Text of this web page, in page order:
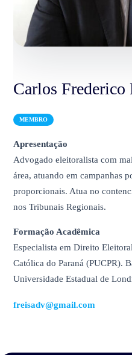
Carlos Frederico
MEMBRO
Apresentação
Advogado eleitoralista com
área, atuando em campanhas
proporcionais. Atua no
nos Tribunais Regionais.
Formação Acadêmica
Especialista em Direito
Católica do Paraná (PUCPR).
Universidade Estadual de
freisadv@gmail.com